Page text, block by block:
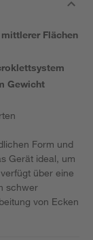
Flächen
Gewicht
Form und
Gerät ideal, um
über eine
schwer
von Ecken